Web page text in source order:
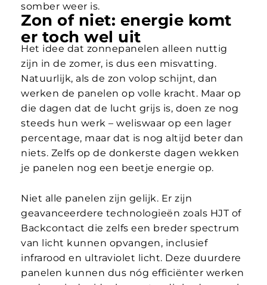
somber weer is.
Zon of niet: energie komt
er toch wel uit
Het idee dat zonnepanelen alleen nuttig
zijn in de zomer, is dus een misvatting.
Natuurlijk, als de zon volop schijnt, dan
werken de panelen op volle kracht. Maar op
die dagen dat de lucht grijs is, doen ze nog
steeds hun werk – weliswaar op een lager
percentage, maar dat is nog altijd beter dan
niets. Zelfs op de donkerste dagen wekken
je panelen nog een beetje energie op.
Niet alle panelen zijn gelijk. Er zijn
geavanceerdere technologieën zoals HJT of
Backcontact die zelfs een breder spectrum
van licht kunnen opvangen, inclusief
infrarood en ultraviolet licht. Deze duurdere
panelen kunnen dus nóg efficiënter werken